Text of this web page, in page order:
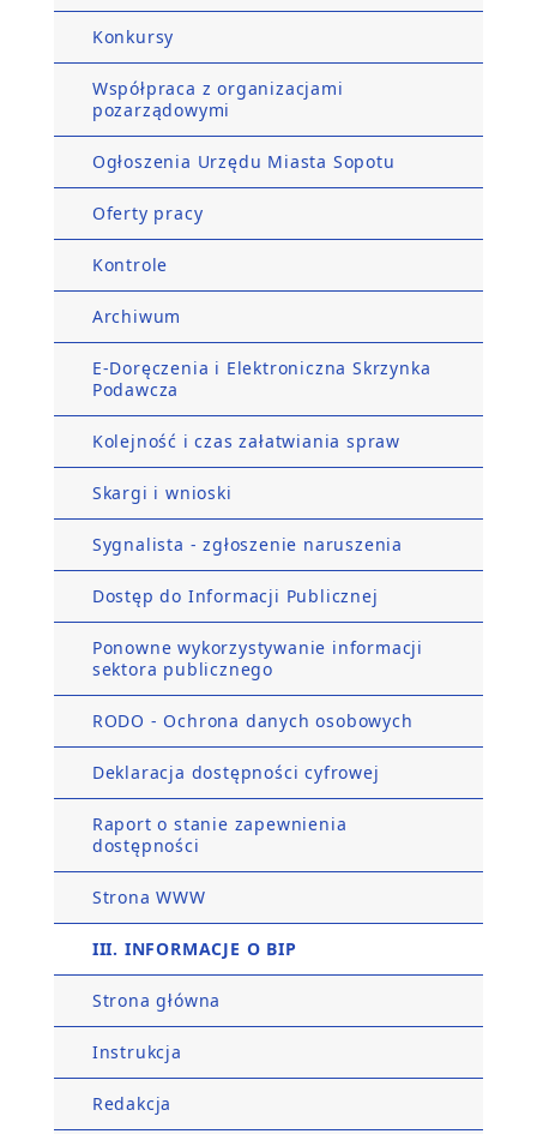
Konkursy
Współpraca z organizacjami
pozarządowymi
Ogłoszenia Urzędu Miasta Sopotu
Oferty pracy
Kontrole
Archiwum
E-Doręczenia i Elektroniczna Skrzynka
Podawcza
Kolejność i czas załatwiania spraw
Skargi i wnioski
Sygnalista - zgłoszenie naruszenia
Dostęp do Informacji Publicznej
Ponowne wykorzystywanie informacji
sektora publicznego
RODO - Ochrona danych osobowych
Deklaracja dostępności cyfrowej
Raport o stanie zapewnienia
dostępności
Strona WWW
III. INFORMACJE O BIP
Strona główna
Instrukcja
Redakcja